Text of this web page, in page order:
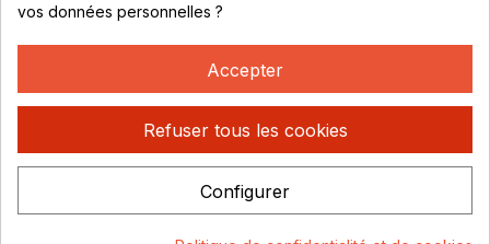
CONTACT
04 78 37 00 68
contact@rhonephilatelie.fr
vos données personnelles ?
Accepter
Refuser tous les cookies
Configurer